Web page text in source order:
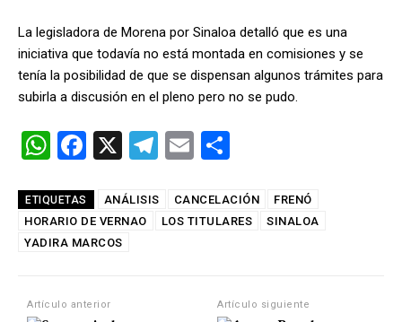
La legisladora de Morena por Sinaloa detalló que es una
iniciativa que todavía no está montada en comisiones y se
tenía la posibilidad de que se dispensan algunos trámites para
subirla a discusión en el pleno pero no se pudo.
W
at
s
F
ce
b
X
T
e
gr
E
ail m
p
ETIQUETAS ANÁLISIS CANCELACIÓN
FRENÓ
HORARIO DE VERNAO
LOS TITULARES
SINALOA
YADIRA MARCOS
Artículo anterior Artículo siguiente